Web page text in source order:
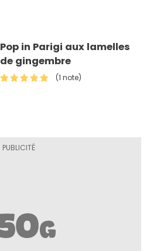
Pop in Parigi aux lamelles
de gingembre
(1 note)